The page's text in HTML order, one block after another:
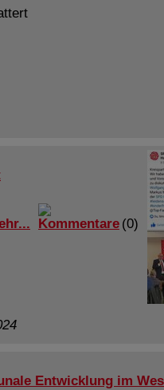
(0)
Entwicklung im